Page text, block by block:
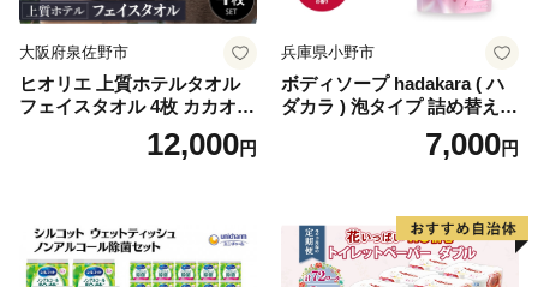
大阪府泉佐野市
ヒオリエ 上質ホテルタオル
フェイスタオル 4枚 カカオ
【タオル 泉州タオル 吸水 普
段使い 無地 シンプル 日用品
12,000円
兵庫県小野市
ボディソープ hadakara ( ハ
ダカラ ) 泡タイプ 詰め替え 4
40ml×4袋 ボディーソープ 泡
ボディソープ 泡 日用品 消耗
泡石鹸 石鹸 兵庫 兵庫県 小野
7,000円